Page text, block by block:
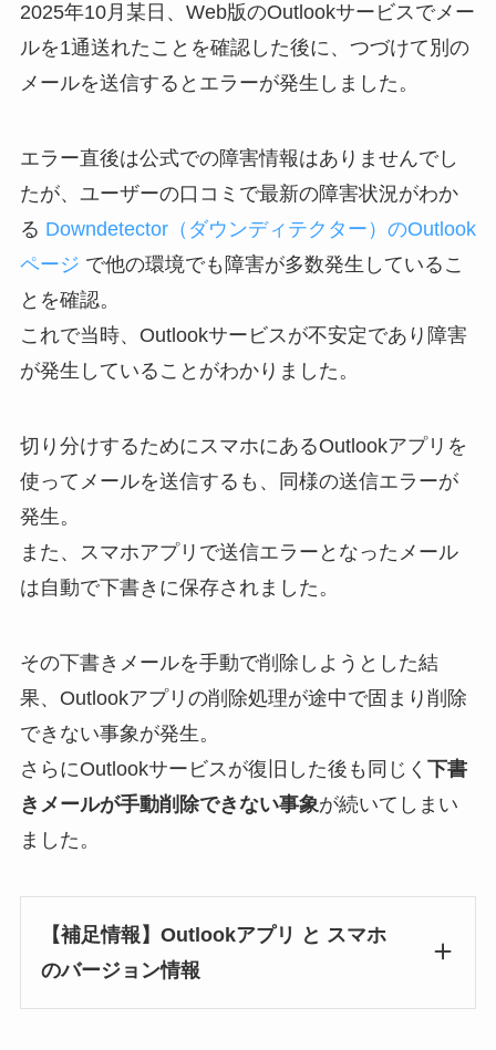
2025年10月某日、Web版のOutlookサービスでメー
ルを1通送れたことを確認した後に、つづけて別の
メールを送信するとエラーが発生しました。
エラー直後は公式での障害情報はありませんでし
たが、ユーザーの口コミで最新の障害状況がわか
る Downdetector（ダウンディテクター）のOutlook
ページ で他の環境でも障害が多数発生しているこ
とを確認。
これで当時、Outlookサービスが不安定であり障害
が発生していることがわかりました。
切り分けするためにスマホにあるOutlookアプリを
使ってメールを送信するも、同様の送信エラーが
発生。
また、スマホアプリで送信エラーとなったメール
は自動で下書きに保存されました。
その下書きメールを手動で削除しようとした結
果、Outlookアプリの削除処理が途中で固まり削除
できない事象が発生。
さらにOutlookサービスが復旧した後も同じく 下書
きメールが手動削除できない事象が続いてしまい
ました。
【補足情報】Outlookアプリ と スマホ
のバージョン情報